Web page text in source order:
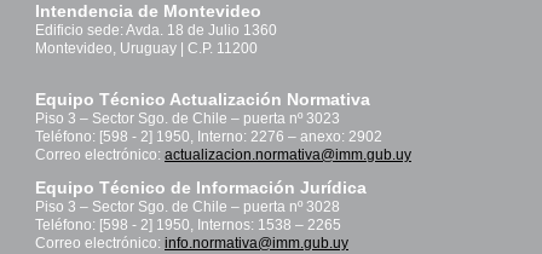
Intendencia de Montevideo
Edificio sede: Avda. 18 de Julio 1360
Montevideo, Uruguay | C.P. 11200
Equipo Técnico Actualización Normativa
Piso 3 – Sector Sgo. de Chile – puerta nº 3023
Teléfono: [598 - 2] 1950, Interno: 2276 – anexo: 2902
Correo electrónico: actualizacion.normativa@imm.gub.uy
Equipo Técnico de Información Jurídica
Piso 3 – Sector Sgo. de Chile – puerta nº 3028
Teléfono: [598 - 2] 1950, Internos: 1538 – 2265
Correo electrónico: info.normativa@imm.gub.uy